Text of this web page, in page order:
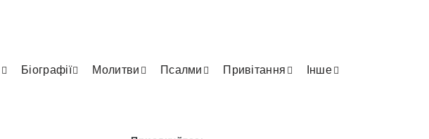
Біографії Молитви Псалми Привітання Інше